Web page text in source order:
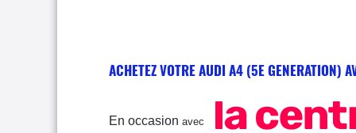
ACHETEZ VOTRE AUDI A4 (5E GENERATION)
En occasion avec